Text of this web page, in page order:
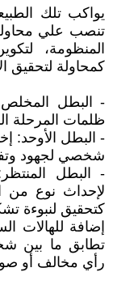
يواكب تلك
تنصب علي
المنظومة،
كمحاولة لتحقيق
- البطل
ظلمات المرحلة
- البطل الأوحد:
شخصي لجهود
- البطل
لإحداث نوع من
كتحقيق لنبوءة
إضافة للهالات
تطابق ما بين
رأي مخالف أو